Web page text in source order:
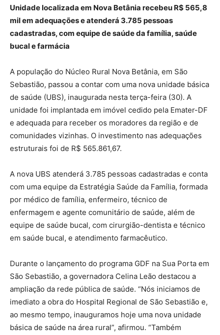
Unidade localizada em Nova Betânia recebeu R$ 565,8
mil em adequações e atenderá 3.785 pessoas
cadastradas, com equipe de saúde da família, saúde
bucal e farmácia
A população do Núcleo Rural Nova Betânia, em São
Sebastião, passou a contar com uma nova unidade básica
de saúde (UBS), inaugurada nesta terça-feira (30). A
unidade foi implantada em imóvel cedido pela Emater-DF
e adequada para receber os moradores da região e de
comunidades vizinhas. O investimento nas adequações
estruturais foi de R$ 565.861,67.
A nova UBS atenderá 3.785 pessoas cadastradas e conta
com uma equipe da Estratégia Saúde da Família, formada
por médico de família, enfermeiro, técnico de
enfermagem e agente comunitário de saúde, além de
equipe de saúde bucal, com cirurgião-dentista e técnico
em saúde bucal, e atendimento farmacêutico.
Durante o lançamento do programa GDF na Sua Porta em
São Sebastião, a governadora Celina Leão destacou a
ampliação da rede pública de saúde. “Nós iniciamos de
imediato a obra do Hospital Regional de São Sebastião e,
ao mesmo tempo, inauguramos hoje uma nova unidade
básica de saúde na área rural”, afirmou. “Também